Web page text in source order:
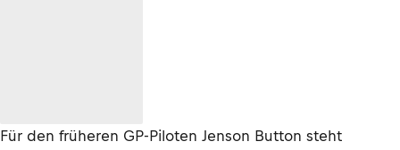
Für den früheren GP-Piloten Jenson Button steht